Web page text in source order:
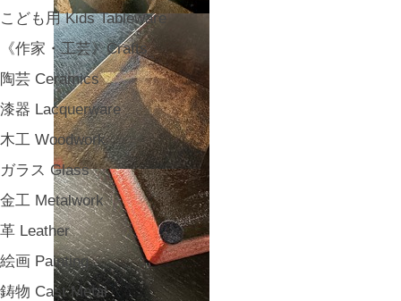
こども用 Kids Tableware
《作家・工芸》Crafts
陶芸 Ceramics
漆器 Lacquerware
木工 Woodwork
ガラス Glass
金工 Metalwork
革 Leather
絵画 Painting
鋳物 Cast Metal